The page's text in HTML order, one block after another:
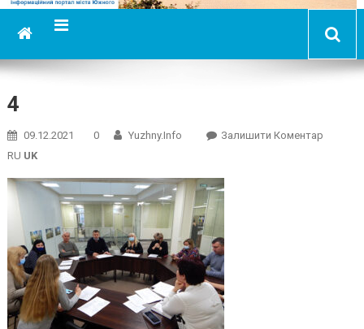
4
09.12.2021 0 Yuzhny.info Залишити КоментарOn
RU UK